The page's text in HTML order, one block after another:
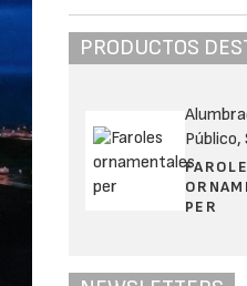
PRODUCTOS
Público,
PER